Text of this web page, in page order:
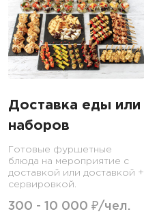
Доставка еды или
наборов
Готовые фуршетные
блюда на мероприятие с
доставкой или доставкой +
сервировкой.
300 - 10 000 ₽/чел.